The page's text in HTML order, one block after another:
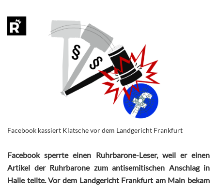
Facebook kassiert Klatsche vor dem Landgericht Frankfurt
Facebook sperrte einen Ruhrbarone-Leser, weil er einen
Artikel der Ruhrbarone zum antisemitischen Anschlag in
Halle teilte. Vor dem Landgericht Frankfurt am Main bekam